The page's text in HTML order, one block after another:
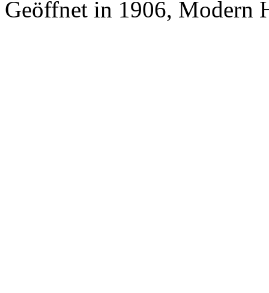
Geöffnet in 1906, Modern